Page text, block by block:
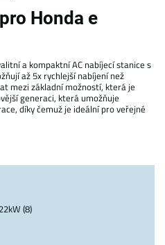
Honda e
a kompaktní AC nabíjecí stanice s
až 5x rychlejší nabíjení než
mezi základní možností, která je
generaci, která umožňuje
díky čemuž je ideální pro veřejné
(8)